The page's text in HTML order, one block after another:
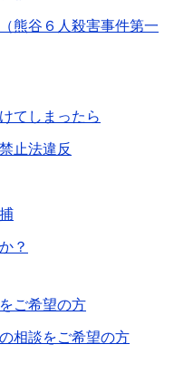
熊谷６人殺害事件第一
てしまったら
止法違反
？
ご希望の方
相談をご希望の方